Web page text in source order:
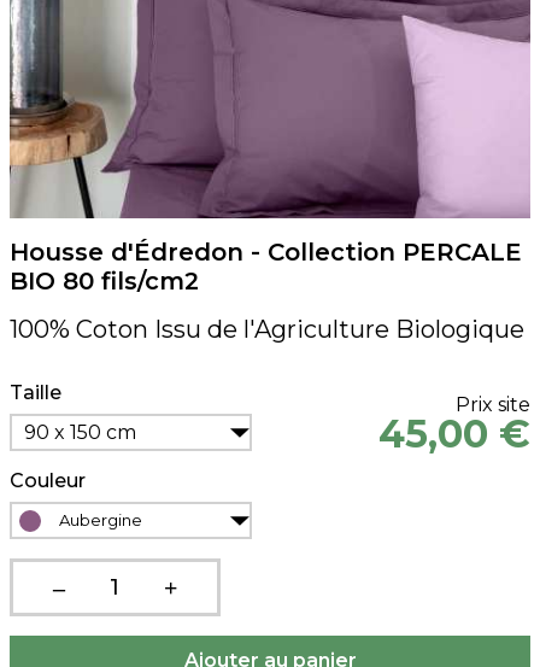
Housse d'Édredon - Collection PERCALE
BIO 80 fils/cm2
100% Coton Issu de l'Agriculture Biologique
Taille
90 x 150 cm
Couleur
Aubergine
Prix site
45,00 €